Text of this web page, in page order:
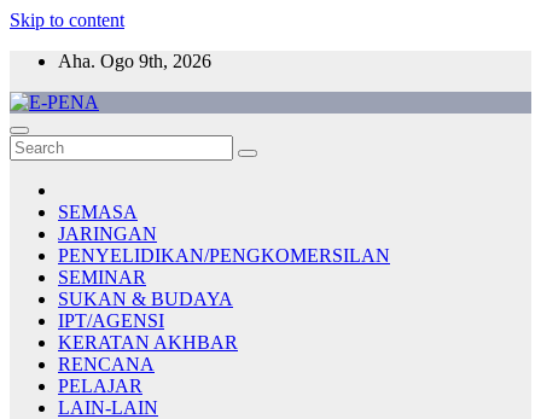
Skip to content
Aha. Ogo 9th, 2026
E-PENA
Berita Digital Terkini
SEMASA
JARINGAN
PENYELIDIKAN/PENGKOMERSILAN
SEMINAR
SUKAN & BUDAYA
IPT/AGENSI
KERATAN AKHBAR
RENCANA
PELAJAR
LAIN-LAIN